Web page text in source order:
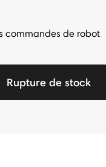
commandes de robot
Rupture de stock